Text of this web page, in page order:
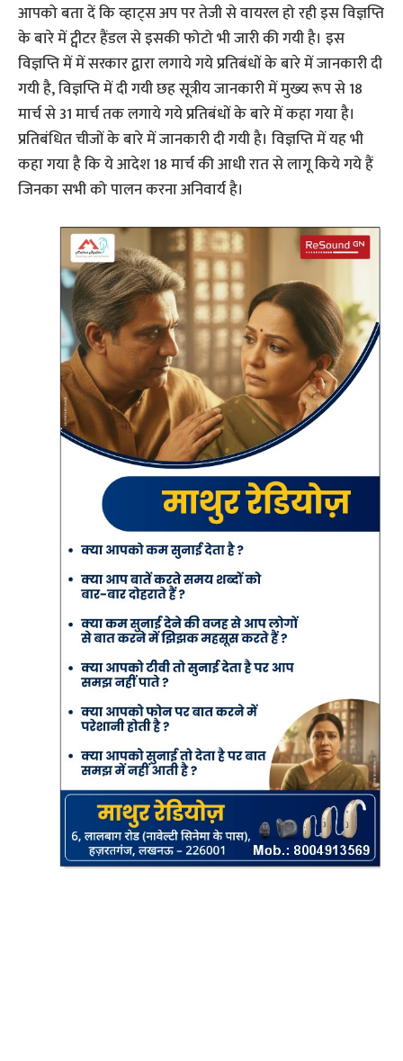
आपको बता दें कि व्‍हाट्स अप पर तेजी से वायरल हो रही इस विज्ञप्ति
के बारे में ट्वीटर हैंडल से इसकी फोटो भी जारी की गयी है। इस
विज्ञप्ति में में सरकार द्वारा लगाये गये प्रतिबंधों के बारे में जानकारी दी
गयी है, विज्ञप्ति में दी गयी छह सूत्रीय जानकारी में मुख्‍य रूप से 18
मार्च से 31 मार्च तक लगाये गये प्रतिबंधों के बारे में कहा गया है।
प्रतिबंधित चीजों के बारे में जानकारी दी गयी है। विज्ञप्ति में यह भी
कहा गया है कि ये आदेश 18 मार्च की आधी रात से लागू किये गये हैं
जिनका सभी को पालन करना अनिवार्य है।